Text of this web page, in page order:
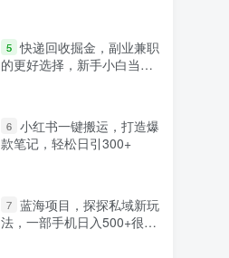
5 快递回收掘金，副业兼职
的更好选择，新手小白当天
6 小红书一键搬运，打造爆
款笔记，轻松日引300+
7 蓝海项目，探探私域新玩
法，一部手机日入500+很轻